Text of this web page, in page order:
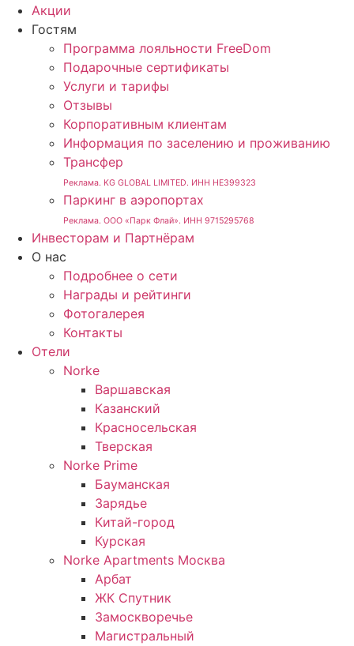
Акции
Гостям
Программа лояльности FreeDom
Подарочные сертификаты
Услуги и тарифы
Отзывы
Корпоративным клиентам
Информация по заселению и проживанию
Трансфер
Реклама. KG GLOBAL LIMITED. ИНН HE399323
Паркинг в аэропортах
Реклама. ООО «Парк Флай». ИНН 9715295768
Инвесторам и Партнёрам
О нас
Подробнее о сети
Награды и рейтинги
Фотогалерея
Контакты
Отели
Norke
Варшавская
Казанский
Красносельская
Тверская
Norke Prime
Бауманская
Зарядье
Китай-город
Курская
Norke Apartments Москва
Арбат
ЖК Спутник
Замоскворечье
Магистральный